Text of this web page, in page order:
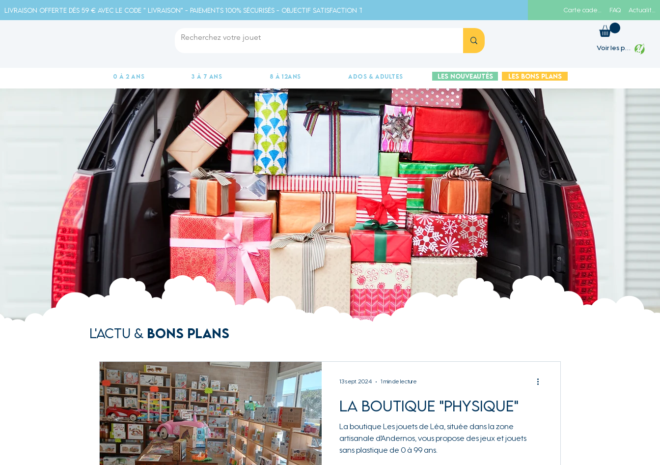
Livraison offerte dès 59 € avec le code " livraison" - Paiements 100% sécurisés - Objectif satisfaction totale - FAQ
Voir les points
0 à 2 ans 3 à 7 ans 8 à 12ans ados & adultes Les Nouveautés Les Bons plans
L'Actu & Bons plans
La boutique "physique"
La boutique Les jouets de Léa, située dans la zone
artisanale d'Andernos, vous propose des jeux et jouets
sans plastique de 0 à 99 ans.
13 sept. 2024 1 min de lecture